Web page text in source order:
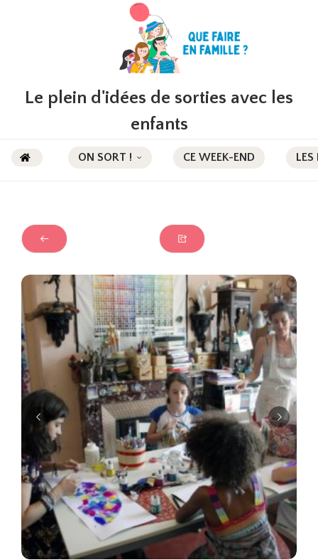
Le plein d'idées de sorties avec les
enfants
ON SORT ! CE WEEK-END LES